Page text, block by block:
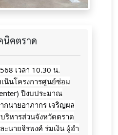
นิคตราด
เวลา 10.30 น.
นินโครงการศูนย์ซ่อม
ปีงบประมาณ
กนายอาภากร​ เจริญ​ผล
ริหารส่วนจังหวัดตราด
นายจิ​รพ​งค์​ ร​่​มเงิน​ ผู้​อำ​